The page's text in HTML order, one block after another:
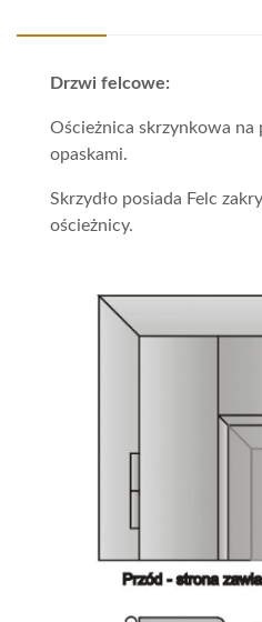
Drzwi felcowe:
Ościeżnica skrzynkowa na
opaskami.
Skrzydło posiada Felc
ościeżnicy.